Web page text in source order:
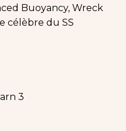
Buoyancy, Wreck
célèbre du SS